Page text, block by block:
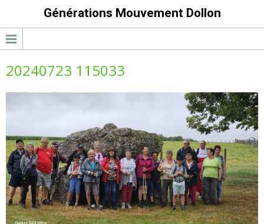
Générations Mouvement Dollon
20240723 115033